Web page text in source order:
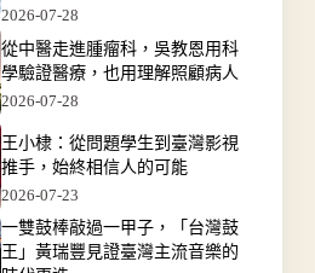
2026-07-28
從中醫走進腫瘤科，吳教恩用科
學驗證醫療，也用理解照顧病人
2026-07-28
王小棣：從問題學生到臺灣影視
推手，始終相信人的可能
2026-07-23
一雙鼓棒敲過一甲子，「台灣鼓
王」黃瑞豐見證臺灣主流音樂的